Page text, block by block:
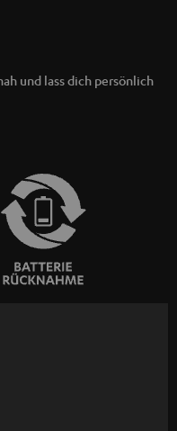
und lass dich persönlich